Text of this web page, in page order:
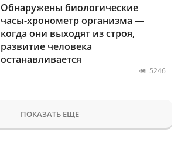
Обнаружены биологические
часы-хронометр организма —
когда они выходят из строя,
развитие человека
останавливается
5246
ПОКАЗАТЬ ЕЩЕ